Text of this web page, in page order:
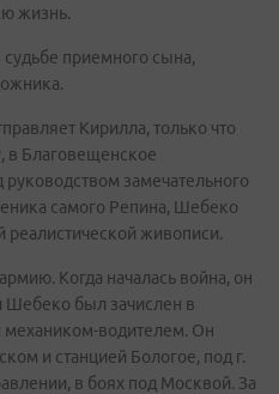
жизнь.
приемного сына,
Кирилла, только что
в Благовещенское
замечательного
самого Репина, Шебеко
реалистической живописи.
Когда началась война, он
Шебеко был зачислен в
механиком-водителем. Он
и станцией Бологое, под г.
в боях под Москвой. За